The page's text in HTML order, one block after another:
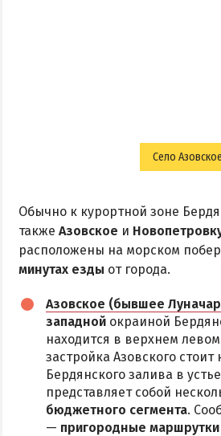
Село
Обычно к курортной зоне
также Азовское и
расположены на морском
минутах езды от города.
Азовское (бывшее
западной окраиной
находится в верхнем левом
застройка Азовского стоит
Бердянского залива в
представляет собой
бюджетного сегмента.
— пригородные маршрутки